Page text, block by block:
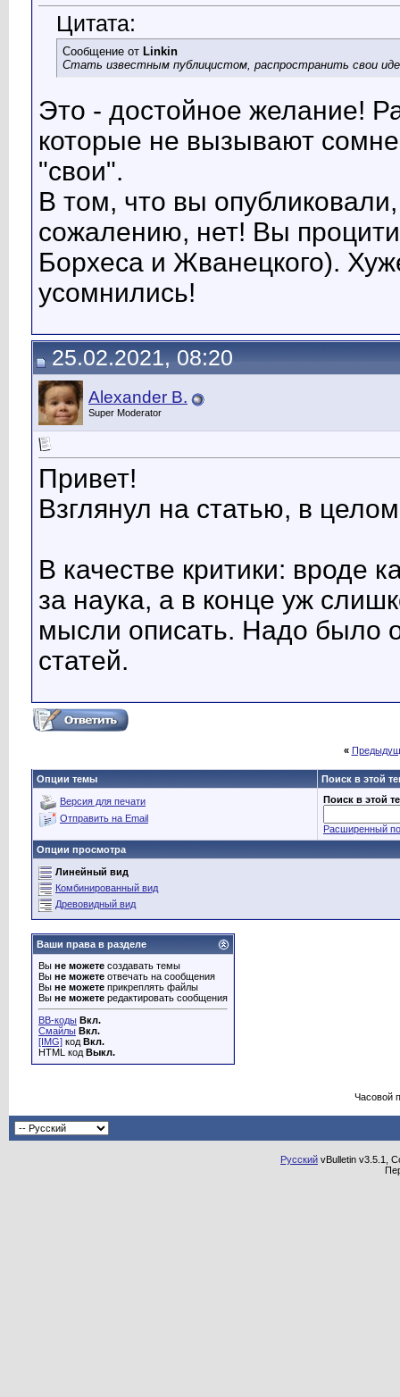
Цитата:
Сообщение от Linkin
Стать известным публицистом, распространить свои
Это - достойное желание!
которые не вызывают
"свои".
В том, что вы
сожалению, нет! Вы
Борхеса и Жванецкого).
усомнились!
25.02.2021, 08:20
Alexander B.
Super Moderator
Привет!
Взглянул на статью, в
В качестве критики: вроде
за наука, а в конце уж
мысли описать. Надо было
статей.
«
Опции темы Поиск в этой
Версия для печати
Отправить на Email
Поиск в этой
Расширенный
Опции просмотра
Линейный вид
Комбинированный вид
Древовидный вид
Ваши права в разделе
Вы не можете создавать темы
Вы не можете отвечать на сообщения
Вы не можете прикреплять файлы
Вы не можете редактировать сообщения
BB-коды Вкл.
Смайлы Вкл.
[IMG] код Вкл.
HTML код Выкл.
Часовой
Русский vBulletin v3.5.1,